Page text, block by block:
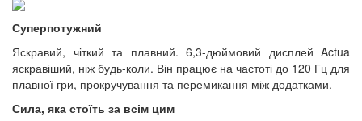
Суперпотужний
Яскравий, чіткий та плавний. 6,3-дюймовий дисплей Actua
яскравіший, ніж будь-коли. Він працює на частоті до 120 Гц для
плавної гри, прокручування та перемикання між додатками.
Сила, яка стоїть за всім цим